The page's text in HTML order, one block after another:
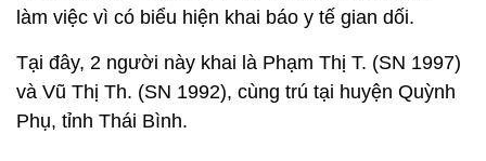
làm việc vì có biểu hiện khai báo y tế gian dối.
Tại đây, 2 người này khai là Phạm Thị T. (SN 1997)
và Vũ Thị Th. (SN 1992), cùng trú tại huyện Quỳnh
Phụ, tỉnh Thái Bình.